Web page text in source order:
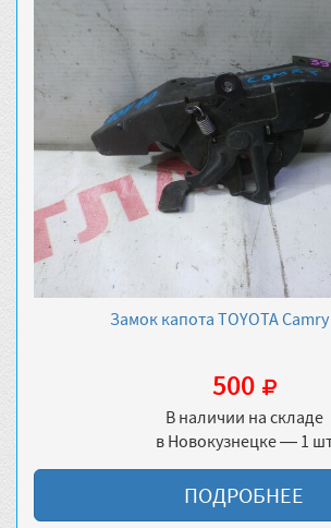
Замок капота TOYOTA Camry
500
В наличии на складе
в Новокузнецке — 1
ПОДРОБНЕЕ